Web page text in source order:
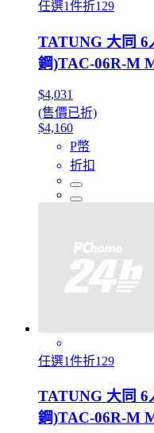
任選1件折129
TATUNG 大同 6
鋼)TAC-06R-M
$4,031
(售價已折)
$4,160
P幣
折扣
任選1件折129
TATUNG 大同 6
鋼)TAC-06R-M